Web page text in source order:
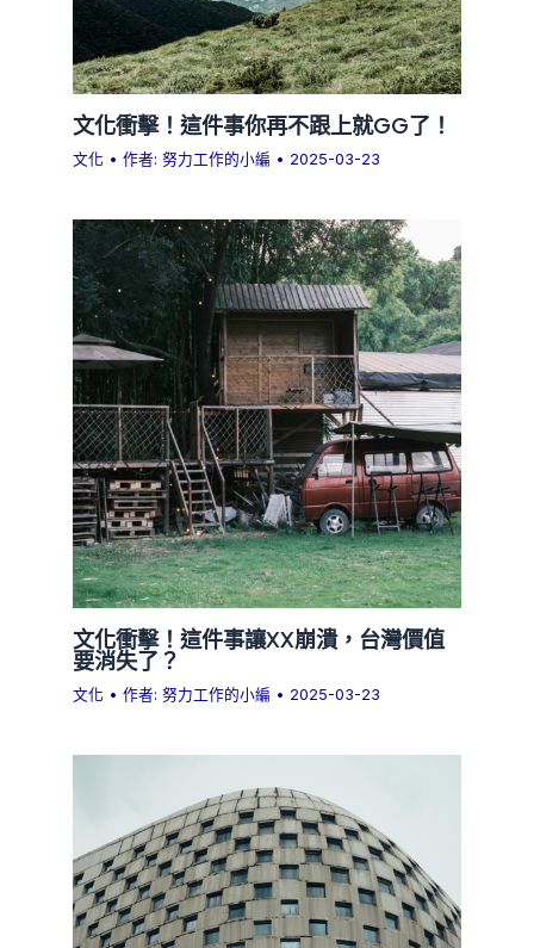
文化衝擊！這件事你再不跟上就GG了！
文化 • 作者:努力工作的小編 • 2025-03-23
文化衝擊！這件事讓XX崩潰，台灣價值
要消失了？
文化 • 作者:努力工作的小編 • 2025-03-23